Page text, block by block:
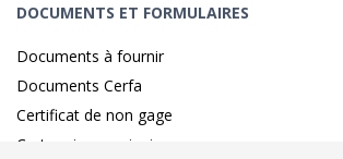
DOCUMENTS ET FORMULAIRES
Documents à fournir
Documents Cerfa
Certificat de non gage
Carte grise provisoire